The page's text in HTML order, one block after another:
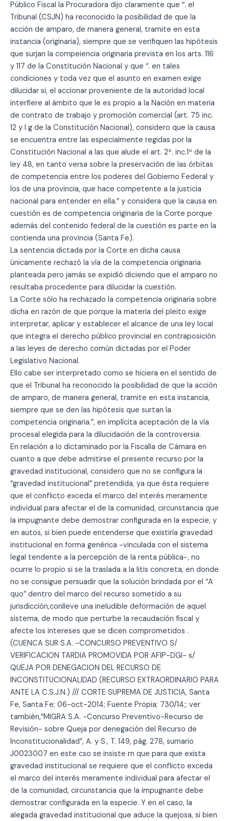
Público Fiscal la Procuradora dijo claramente que “. el
Tribunal (CSJN) ha reconocido la posibilidad de que la
acción de amparo, de manera general, tramite en esta
instancia (originaria), siempre que se verifiquen las hipótesis
que surjan la compeiencia originaria prevista en los arts. 116
y 117 de la Constitución Nacional y que “. en tales
condiciones y toda vez que el asunto en examen exige
dilucidar si, el accionar proveniente de la autoridad local
interfiere al ámbito que le es propio a la Nación en materia
de contrato de trabajo y promoción comercial (art. 75 inc.
12 y I g de la Constitución Nacional), considero que la causa
se encuentra entre las especialmente regidas por la
Constitución Nacional a las que alude el art. 2º. inc.1º de la
ley 48, en tanto versa sobre la preservación de las órbitas
de competencia entre los poderes del Gobierno Federal y
los de una provincia, que hace competente a la justicia
nacional para entender en ella.” y considera que la causa en
cuestión es de competencia originaria de la Corte porque
además del contenido federal de la cuestión es parte en la
contienda una provincia (Santa Fe).
La sentencia dictada por la Corte en dicha causa
únicamente rechazó la vía de la competencia originaria
planteada pero jamás se expidió diciendo que el amparo no
resultaba procedente para dilucidar la cuestión.
La Corte sólo ha rechazado la competencia originaria sobre
dicha en razón de que porque la materia del pleito exige
interpretar, aplicar y establecer el alcance de una ley local
que integra el derecho público provincial en contraposición
a las leyes de derecho común dictadas por el Poder
Legislativo Nacional.
Ello cabe ser interpretado como se hiciera en el sentido de
que el Tribunal ha reconocido la posibilidad de que la acción
de amparo, de manera general, tramite en esta instancia,
siempre que se den las hipótesis que surtan la
competencia originaria.”, en implícita aceptación de la vía
procesal elegida para la dilucidación de la controversia.
En relación a lo dictaminado por la Fiscalía de Cámara en
cuanto a que debe admitirse el presente recurso por la
gravedad institucional, considero que no se configura la
“gravedad institucional” pretendida, ya que ésta requiere
que el conflicto exceda el marco del interés meramente
individual para afectar el de la comunidad, circunstancia que
la impugnante debe demostrar configurada en la especie, y
en autos, si bien puede entenderse que existiría gravedad
institucional en forma genérica -vinculada con el sistema
legal tendente a la percepción de la renta pública-, no
ocurre lo propio si se la traslada a la litis concreta, en donde
no se consigue persuadir que la solución brindada por el “A
quo” dentro del marco del recurso sometido a su
jurisdicción,conlleve una ineludible deformación de aquel
sistema, de modo que perturbe la recaudación fiscal y
afecte los intereses que se dicen comprometidos .
(CUENCA SUR S.A. -CONCURSO PREVENTIVO S/
VERIFICACION TARDIA PROMOVIDA POR AFIP-DGI- s/
QUEJA POR DENEGACION DEL RECURSO DE
INCONSTITUCIONALIDAD (RECURSO EXTRAORDINARIO PARA
ANTE LA C.S.J.N.) /// CORTE SUPREMA DE JUSTICIA, Santa
Fe, Santa Fe; 06-oct-2014; Fuente Propia; 730/14;; ver
tambièn,”MIGRA S.A. -Concurso Preventivo-Recurso de
Revisión- sobre Queja por denegación del Recurso de
Inconstitucionalidad”, A. y S., T. 149, pág. 278, sumario
J0023007 en este cso se insiste rn que para que exista
gravedad institucional se requiere que el conflicto exceda
el marco del interés meramente individual para afectar el
de la comunidad, circunstancia que la impugnante debe
demostrar configurada en la especie. Y en el caso, la
alegada gravedad institucional que aduce la quejosa, si bien